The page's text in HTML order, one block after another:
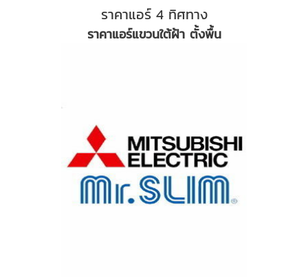
ราคาแอร์ 4 ทิศทาง
ราคาแอร์แขวนใต้ฝ้า ตั้งพื้น